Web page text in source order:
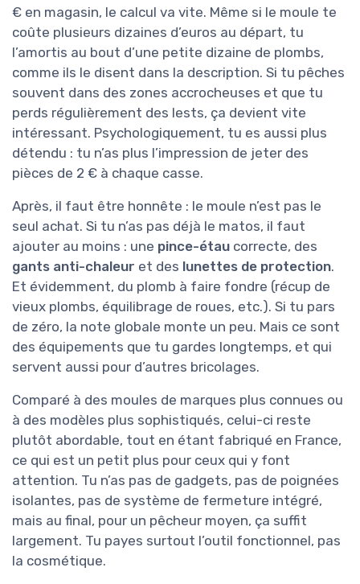
€ en magasin, le calcul va vite. Même si le moule te
coûte plusieurs dizaines d’euros au départ, tu
l’amortis au bout d’une petite dizaine de plombs,
comme ils le disent dans la description. Si tu pêches
souvent dans des zones accrocheuses et que tu
perds régulièrement des lests, ça devient vite
intéressant. Psychologiquement, tu es aussi plus
détendu : tu n’as plus l’impression de jeter des
pièces de 2 € à chaque casse.
Après, il faut être honnête : le moule n’est pas le
seul achat. Si tu n’as pas déjà le matos, il faut
ajouter au moins : une pince-étau correcte, des
gants anti-chaleur et des lunettes de protection.
Et évidemment, du plomb à faire fondre (récup de
vieux plombs, équilibrage de roues, etc.). Si tu pars
de zéro, la note globale monte un peu. Mais ce sont
des équipements que tu gardes longtemps, et qui
servent aussi pour d’autres bricolages.
Comparé à des moules de marques plus connues ou
à des modèles plus sophistiqués, celui-ci reste
plutôt abordable, tout en étant fabriqué en France,
ce qui est un petit plus pour ceux qui y font
attention. Tu n’as pas de gadgets, pas de poignées
isolantes, pas de système de fermeture intégré,
mais au final, pour un pêcheur moyen, ça suffit
largement. Tu payes surtout l’outil fonctionnel, pas
la cosmétique.